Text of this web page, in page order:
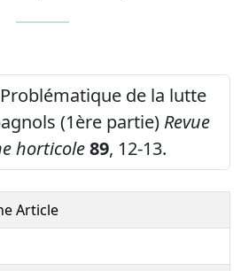
Problématique de la lutte
(1ère partie) Revue
horticole89, 12-13.
Article